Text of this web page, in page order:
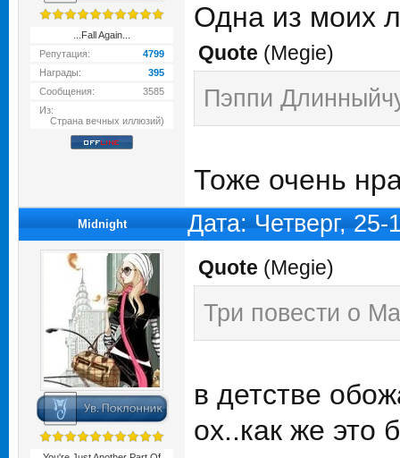
...Fall Again...
Репутация:
4799
Награды:
395
Сообщения:
3585
Из:
Страна вечных иллюзий)
Одна из моих
Quote (Megie)
Пэппи
Тоже очень
Midnight Дата: Четверг,
Quote (Megie)
Три повести о
в детстве
ох..как же это